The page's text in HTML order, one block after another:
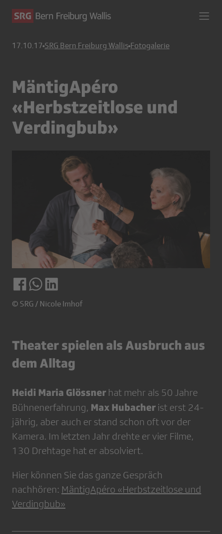
17.10.17 SRG Bern Freiburg Wallis Fotogalerie
MäntigApéro
«Herbstzeitlose und
Verdingbub»
© SRG / Nicole Imhof
Theater spielen als Ausbruch aus
dem Alltag
Heidi Maria Glössner hat mehr als 50 Jahre
Bühnenerfahrung, Max Hubacher ist erst 24-
jährig, aber auch er stand schon oft vor der
Kamera. Im letzten Jahr drehte er vier Filme,
130 Drehtage hat er absolviert.
Hier können Sie das ganze Gespräch
nachhören: MäntigApéro «Herbstzeitlose und
Verdingbub»